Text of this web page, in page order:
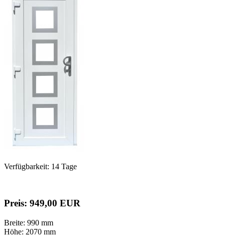
Verfügbarkeit: 14 Tage
Preis: 949,00 EUR
Breite: 990 mm
Höhe: 2070 mm